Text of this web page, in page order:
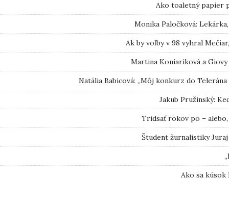
Ako toaletný papier
Monika Paločková:
Ak by voľby v 98 vyhral
Martina Koniariková a
Natália Babicová: „Môj konkurz do
Jakub Pružinský:
Tridsať rokov po –
Študent žurnalistiky
Ako sa kúsok